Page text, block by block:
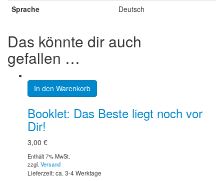
Sprache
Deutsch
Das könnte dir auch
gefallen …
In den Warenkorb
Booklet: Das Beste liegt noch vor
Dir!
3,00 €
Enthält 7% MwSt.
zzgl. Versand
Lieferzeit: ca. 3-4 Werktage